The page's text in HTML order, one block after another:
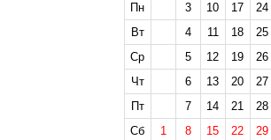
Пн
3 10 17
24
Вт
4 11 18
25
Ср
5 12 19
26
Чт
6 13 20
27
Пт
7 14 21
28
Сб
1 8 15 22
29